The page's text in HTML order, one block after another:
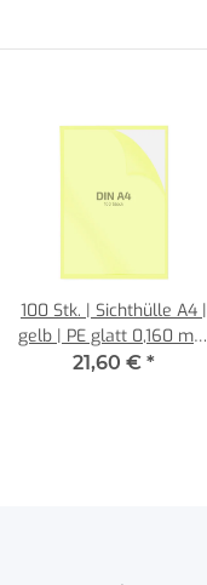
100 Stk. | Sichthülle A4 |
gelb | PE glatt 0,160 mm
| REIF Hamburg
21,60 € *